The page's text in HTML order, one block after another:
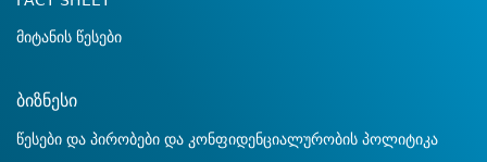
მიტანის წესები
ბიზნესი
წესები და პირობები და კონფიდენციალურობის პოლიტიკა